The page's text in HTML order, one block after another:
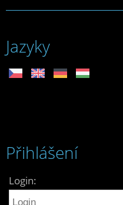
Jazyky
Přihlášení
Login: